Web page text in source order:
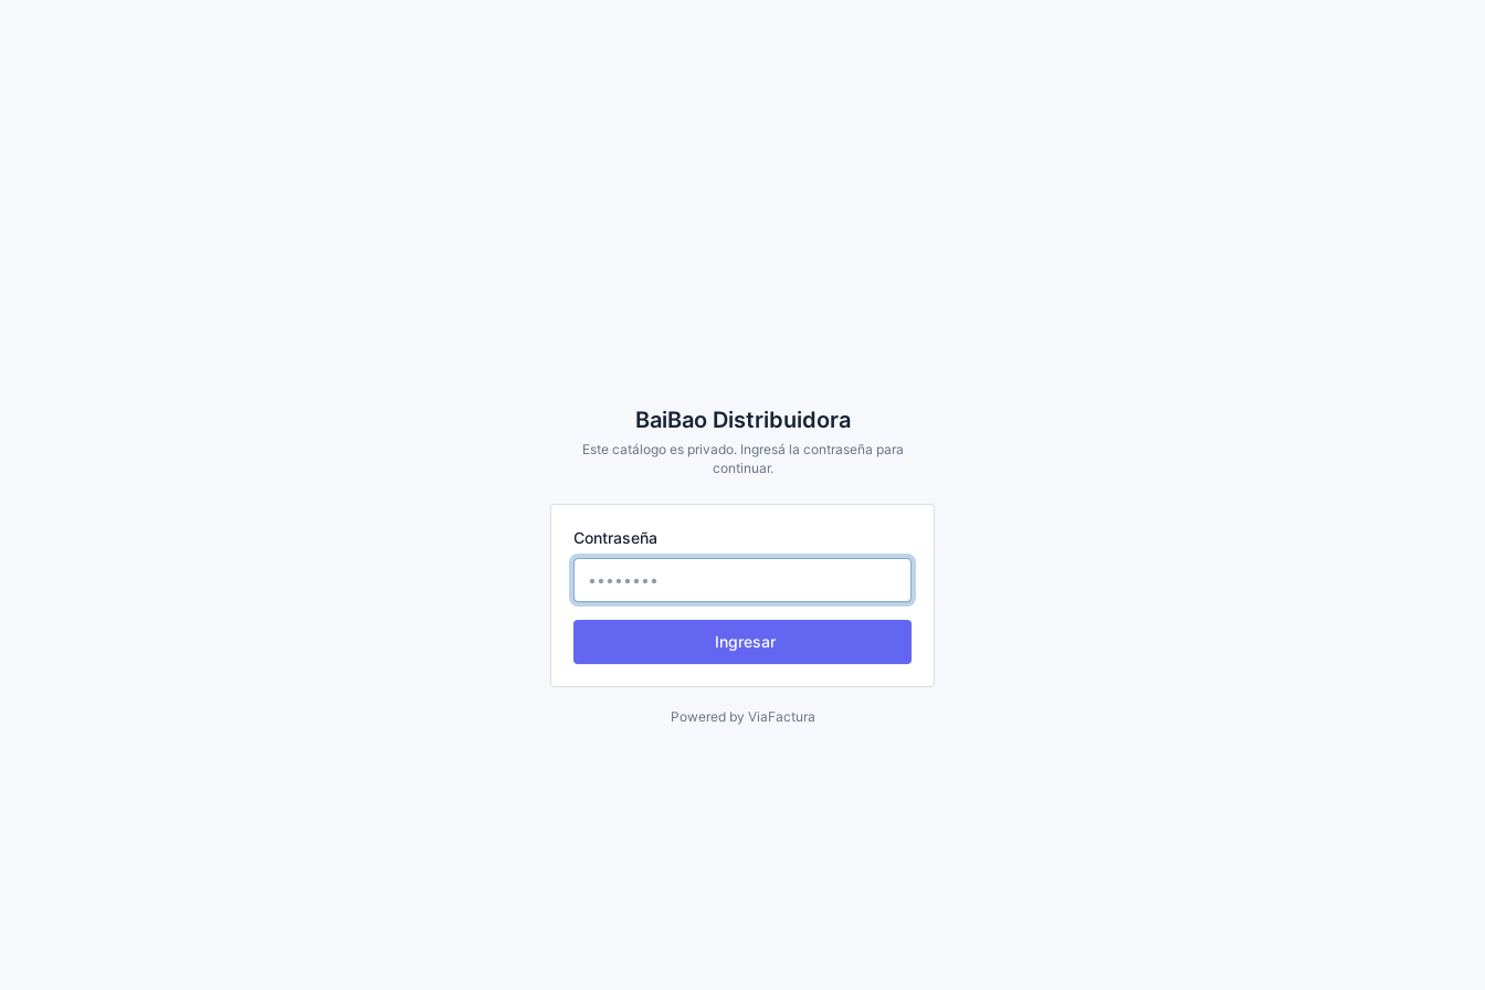
BaiBao Distribuidora
Este catálogo es privado. Ingresá la contraseña para
continuar.
Contraseña
Ingresar
Powered by ViaFactura